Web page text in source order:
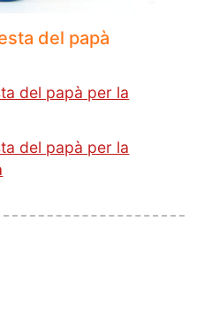
del papà
del papà per la
del papà per la